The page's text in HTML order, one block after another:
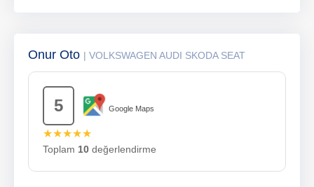
Onur Oto | VOLKSWAGEN AUDI SKODA SEAT
5 Google Maps
★★★★★
Toplam 10 değerlendirme